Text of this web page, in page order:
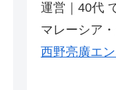
運営｜40代
マレーシア
西野亮廣エ